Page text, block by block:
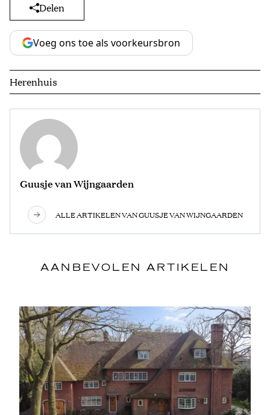
Delen
Voeg ons toe als voorkeursbron
Herenhuis
Guusje van Wijngaarden
ALLE ARTIKELEN VAN GUUSJE VAN WIJNGAARDEN
AANBEVOLEN ARTIKELEN